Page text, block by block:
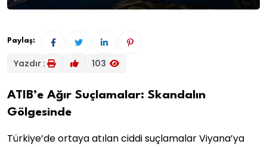
Paylaş:
Yazdır : 103
ATIB’e Ağır Suçlamalar: Skandalın
Gölgesinde
Türkiye’de ortaya atılan ciddi suçlamalar Viyana’ya